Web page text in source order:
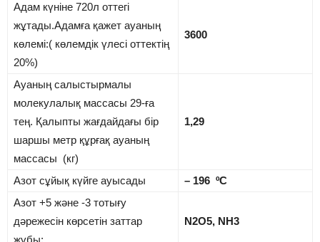
Адам күніне 720л оттегі
жұтады.Адамға қажет ауаның
көлемі:( көлемдік үлесі оттектің
20%)
3600
Ауаның салыстырмалы
молекулалық массасы 29-ға
тең. Қалыпты жағдайдағы бір
шаршы метр құрғақ ауаның
массасы (кг)
1,29
Азот сұйық күйге ауысады
– 196 ºС
Азот +5 және -3 тотығу
дәрежесін көрсетін заттар
N2O5, NH3